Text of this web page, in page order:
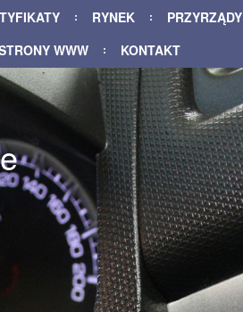
RYNEK PRZYRZĄDY
WWW KONTAKT